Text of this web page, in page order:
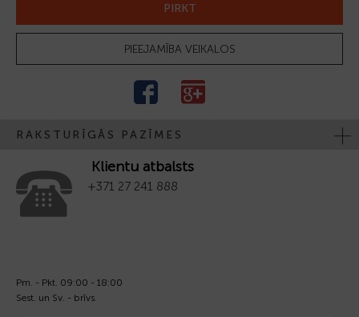
PIRKT
PIEEJAMĪBA VEIKALOS
RAKSTURĪGĀS PAZĪMES
Klientu atbalsts
+371 27 241 888
Pm. - Pkt. 09:00 - 18:00
Sest. un Sv. - brīvs.